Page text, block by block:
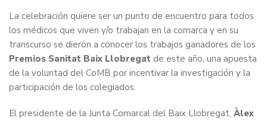
La celebración quiere ser un punto de encuentro para todos
los médicos que viven y/o trabajan en la comarca y en su
transcurso se dieron a conocer los trabajos ganadores de los
Premios Sanitat Baix Llobregat de este año, una apuesta
de la voluntad del CoMB por incentivar la investigación y la
participación de los colegiados.
El presidente de la Junta Comarcal del Baix Llobregat, Àlex